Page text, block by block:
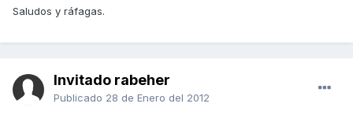
Saludos y ráfagas.
Invitado rabeher
Publicado 28 de Enero del 2012